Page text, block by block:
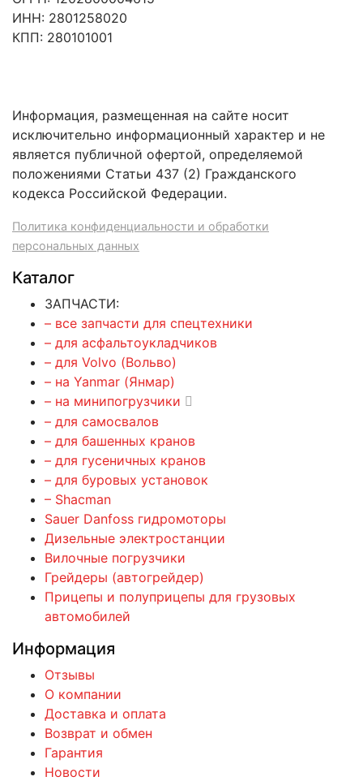
ИНН: 2801258020
КПП: 280101001
Информация, размещенная на сайте носит
исключительно информационный характер и не
является публичной офертой, определяемой
положениями Статьи 437 (2) Гражданского
кодекса Российской Федерации.
Политика конфиденциальности и обработки
персональных данных
Каталог
ЗАПЧАСТИ:
– все запчасти для спецтехники
– для асфальтоукладчиков
– для Volvo (Вольво)
– на Yanmar (Янмар)
– на минипогрузчики
– для самосвалов
– для башенных кранов
– для гусеничных кранов
– для буровых установок
– Shacman
Sauer Danfoss гидромоторы
Дизельные электростанции
Вилочные погрузчики
Грейдеры (автогрейдер)
Прицепы и полуприцепы для грузовых
автомобилей
Информация
Отзывы
О компании
Доставка и оплата
Возврат и обмен
Гарантия
Новости